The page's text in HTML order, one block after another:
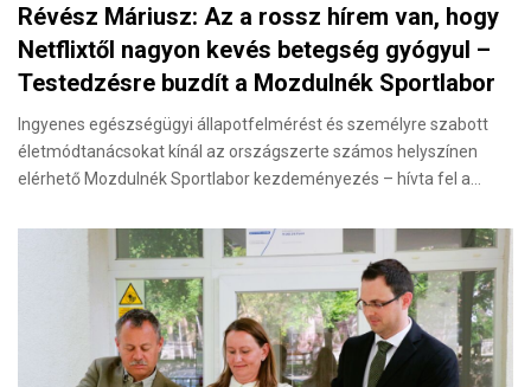
Révész Máriusz: Az a rossz hírem van, hogy
Netflixtől nagyon kevés betegség gyógyul –
Testedzésre buzdít a Mozdulnék Sportlabor
Ingyenes egészségügyi állapotfelmérést és személyre szabott
életmódtanácsokat kínál az országszerte számos helyszínen
elérhető Mozdulnék Sportlabor kezdeményezés – hívta fel a…